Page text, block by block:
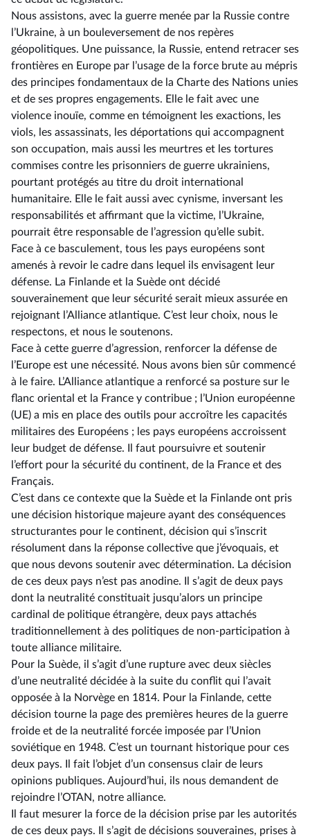
Nous assistons, avec la guerre menée par la Russie contre
l’Ukraine, à un bouleversement de nos repères
géopolitiques. Une puissance, la Russie, entend retracer ses
frontières en Europe par l’usage de la force brute au mépris
des principes fondamentaux de la Charte des Nations unies
et de ses propres engagements. Elle le fait avec une
violence inouïe, comme en témoignent les exactions, les
viols, les assassinats, les déportations qui accompagnent
son occupation, mais aussi les meurtres et les tortures
commises contre les prisonniers de guerre ukrainiens,
pourtant protégés au titre du droit international
humanitaire. Elle le fait aussi avec cynisme, inversant les
responsabilités et affirmant que la victime, l’Ukraine,
pourrait être responsable de l’agression qu’elle subit.
Face à ce basculement, tous les pays européens sont
amenés à revoir le cadre dans lequel ils envisagent leur
défense. La Finlande et la Suède ont décidé
souverainement que leur sécurité serait mieux assurée en
rejoignant l’Alliance atlantique. C’est leur choix, nous le
respectons, et nous le soutenons.
Face à cette guerre d’agression, renforcer la défense de
l’Europe est une nécessité. Nous avons bien sûr commencé
à le faire. L’Alliance atlantique a renforcé sa posture sur le
flanc oriental et la France y contribue ; l’Union européenne
(UE) a mis en place des outils pour accroître les capacités
militaires des Européens ; les pays européens accroissent
leur budget de défense. Il faut poursuivre et soutenir
l’effort pour la sécurité du continent, de la France et des
Français.
C’est dans ce contexte que la Suède et la Finlande ont pris
une décision historique majeure ayant des conséquences
structurantes pour le continent, décision qui s’inscrit
résolument dans la réponse collective que j’évoquais, et
que nous devons soutenir avec détermination. La décision
de ces deux pays n’est pas anodine. Il s’agit de deux pays
dont la neutralité constituait jusqu’alors un principe
cardinal de politique étrangère, deux pays attachés
traditionnellement à des politiques de non-participation à
toute alliance militaire.
Pour la Suède, il s’agit d’une rupture avec deux siècles
d’une neutralité décidée à la suite du conflit qui l’avait
opposée à la Norvège en 1814. Pour la Finlande, cette
décision tourne la page des premières heures de la guerre
froide et de la neutralité forcée imposée par l’Union
soviétique en 1948. C’est un tournant historique pour ces
deux pays. Il fait l’objet d’un consensus clair de leurs
opinions publiques. Aujourd’hui, ils nous demandent de
rejoindre l’OTAN, notre alliance.
Il faut mesurer la force de la décision prise par les autorités
de ces deux pays. Il s’agit de décisions souveraines, prises à